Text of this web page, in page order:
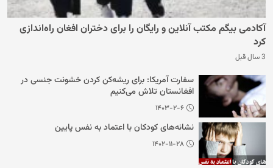
آکادمی بیگم مکتب آنلاین و رایگان را برای دختران افغان راه‌اندازی
کرد
3 سال قبل
سفارت آمریکا: برای ریشه‌کن کردن خشونت جنسی در
افغانستان تلاش می‌کنیم
۱۴۰۳-۲-۶
نشانه‌های کودکان با اعتماد به نفس پایین
۱۴۰۲-۱۱-۲۸